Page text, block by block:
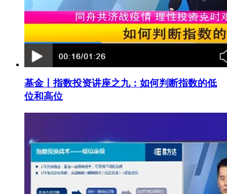
基金丨指数投资讲座之九：如何判断指数的低
位和高位